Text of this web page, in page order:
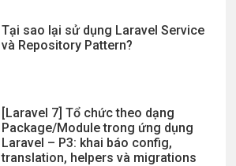
Tại sao lại sử dụng Laravel Service
và Repository Pattern?
[Laravel 7] Tổ chức theo dạng
Package/Module trong ứng dụng
Laravel – P3: khai báo config,
translation, helpers và migrations